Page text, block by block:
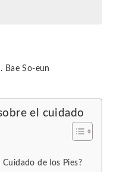
Bae So-eun
el cuidado
de los Pies?